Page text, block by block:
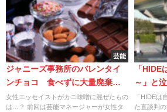
芸能
ジャニーズ事務所のバレンタイ
ンチョコ 食べずに大量廃棄す
るその真相
女性エッセイストがカニ味噌に混ぜたもの
は…？ 前回は芸能マネージャーが女性タ
「HIDE
～」と
「HIDEは
た直談判